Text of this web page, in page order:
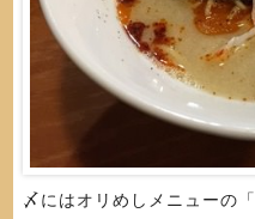
〆にはオリめしメニューの